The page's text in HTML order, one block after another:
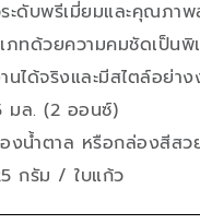
ะดับพรีเมี่ยมและคุณภาพ
ภทด้วยความคมชัดเป็น
นได้จริงและมีสไตล์อย่า
มล. (2 ออนซ์)
งน้ำตาล หรือกล่องสีสว
กรัม / ใบแก้ว